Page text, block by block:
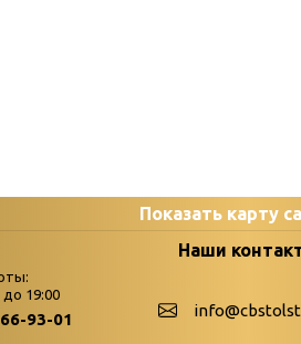
Показать карту
palitra
Наши
до 19:00
93-01